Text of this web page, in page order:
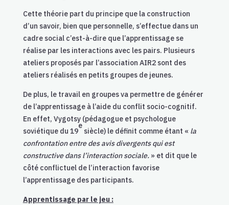
Cette théorie part du principe que la construction
d’un savoir, bien que personnelle, s’effectue dans un
cadre social c’est-à-dire que l’apprentissage se
réalise par les interactions avec les pairs. Plusieurs
ateliers proposés par l’association AIR2 sont des
ateliers réalisés en petits groupes de jeunes.
De plus, le travail en groupes va permettre de générer
de l’apprentissage à l’aide du conflit socio-cognitif.
En effet, Vygotsy (pédagogue et psychologue
soviétique du 19
e
siècle) le définit comme étant « la
confrontation entre des avis divergents qui est
constructive dans l’interaction sociale. » et dit que le
côté conflictuel de l’interaction favorise
l’apprentissage des participants.
Apprentissage par le jeu :